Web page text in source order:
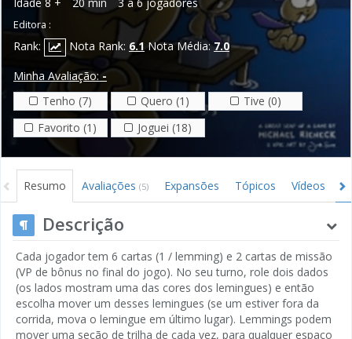
Editora :
Rank: Nota Rank: 6.1 Nota Média:7.0
Minha Avaliação:-
Tenho (7)
Quero (1)
Tive (0)
Favorito (1)
Joguei (18)
Resumo Avaliações (5) Expansões Tópicos Vídeos
Descrição
Cada jogador tem 6 cartas (1 / lemming) e 2 cartas de missão
(VP de bônus no final do jogo). No seu turno, role dois dados
(os lados mostram uma das cores dos lemingues) e então
escolha mover um desses lemingues (se um estiver fora da
corrida, mova o lemingue em último lugar). Lemmings podem
mover uma seção de trilha de cada vez, para qualquer espaço